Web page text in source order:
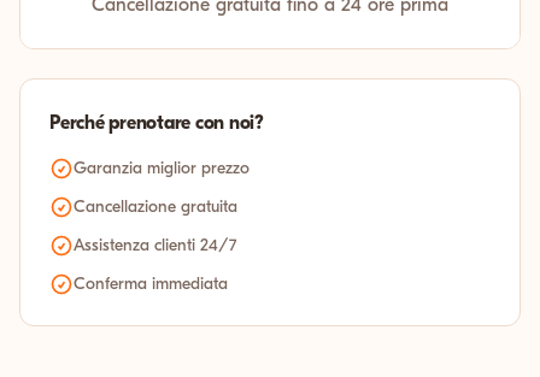
Cancellazione gratuita fino a 24 ore prima
Perché prenotare con noi?
Garanzia miglior prezzo
Cancellazione gratuita
Assistenza clienti 24/7
Conferma immediata